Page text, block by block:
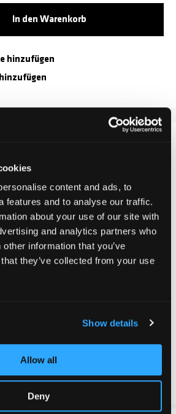
content and ads, to
features and to analyse our traffic.
about your use of our site with
and analytics partners who
information that you’ve
they’ve collected from your use
Show details
Allow all
Deny
In den Warenkorb
hinzufügen
ROCKY V2 und V3 ist das perfekte
junge Rider mit einem
Design. Die robuste T-Bar aus
mit einem einzigartigen
bestückt, das dem Scooter,
neochromen Deck, einen
verleiht. Das 50 cm lange und 11.5
bietet genügend Platz für
Wheels mit ABEC 9 Bearings. Die
beträgt 82cm.
Ersatzteilen ->Produktfinder